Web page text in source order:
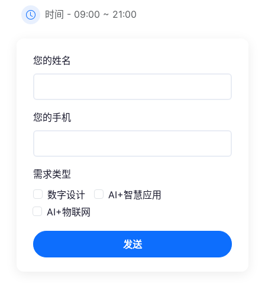
时间 - 09:00 ~ 21:00
您的姓名
您的手机
需求类型
数字设计
AI+智慧应用
AI+物联网
发送